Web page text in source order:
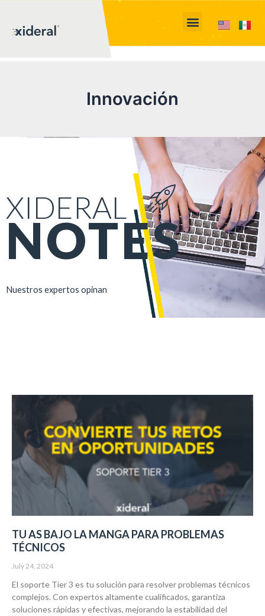
Innovación
XIDERAL
NOTES
Nuestros expertos opinan
TU AS BAJO LA MANGA PARA PROBLEMAS
TÉCNICOS
July 24, 2024
El soporte Tier 3 es tu solución para resolver problemas técnicos
complejos. Con expertos altamente cualificados, garantiza
soluciones rápidas y efectivas, mejorando la estabilidad del